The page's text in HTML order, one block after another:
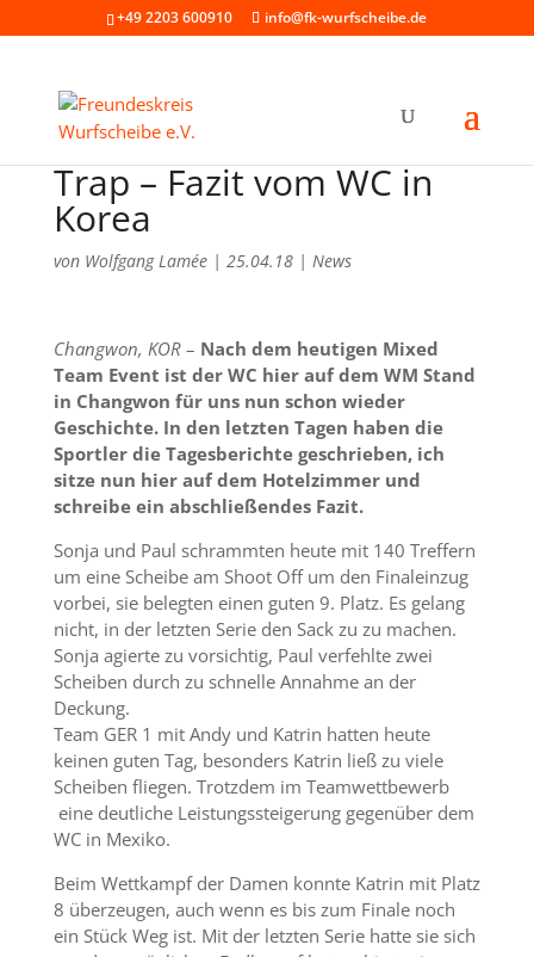
+49 2203 600910 info@fk-wurfscheibe.de
Trap – Fazit vom WC in
Korea
von Wolfgang Lamée| 25.04.18| News
Changwon, KOR– Nach dem heutigen Mixed
Team Event ist der WC hier auf dem WM Stand
in Changwon für uns nun schon wieder
Geschichte. In den letzten Tagen haben die
Sportler die Tagesberichte geschrieben, ich
sitze nun hier auf dem Hotelzimmer und
schreibe ein abschließendes Fazit.
Sonja und Paul schrammten heute mit 140 Treffern
um eine Scheibe am Shoot Off um den Finaleinzug
vorbei, sie belegten einen guten 9. Platz. Es gelang
nicht, in der letzten Serie den Sack zu zu machen.
Sonja agierte zu vorsichtig, Paul verfehlte zwei
Scheiben durch zu schnelle Annahme an der
Deckung.
Team GER 1 mit Andy und Katrin hatten heute
keinen guten Tag, besonders Katrin ließ zu viele
Scheiben fliegen. Trotzdem im Teamwettbewerb
eine deutliche Leistungssteigerung gegenüber dem
WC in Mexiko.
Beim Wettkampf der Damen konnte Katrin mit Platz
8 überzeugen, auch wenn es bis zum Finale noch
ein Stück Weg ist. Mit der letzten Serie hatte sie sich